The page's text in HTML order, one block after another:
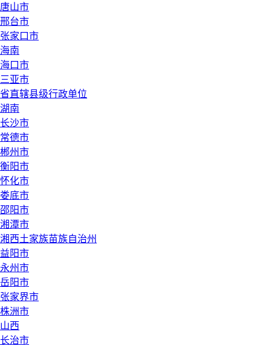
唐山市
邢台市
张家口市
海南
海口市
三亚市
省直辖县级行政单位
湖南
长沙市
常德市
郴州市
衡阳市
怀化市
娄底市
邵阳市
湘潭市
湘西土家族苗族自治州
益阳市
永州市
岳阳市
张家界市
株洲市
山西
长治市